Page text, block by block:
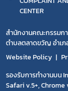
CENTER
สำนักงานคณะกรรมก
ตำบลตลาดขวัญ อำเภ
Website Policy
รองรับการทำงานบน
Safari v.5+, Chrome